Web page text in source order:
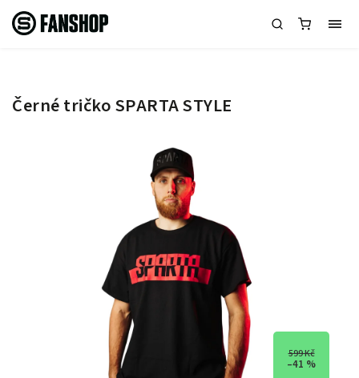
Černé tričko SPARTA STYLE
599 Kč
–41 %